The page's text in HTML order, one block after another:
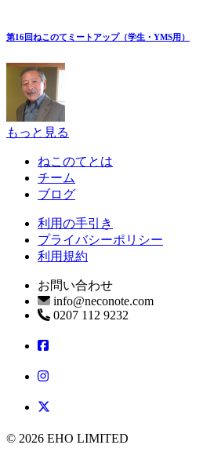
第16回ねこのてミートアップ（学生・YMS用）
もっと見る
ねこのてとは
チーム
ブログ
利用の手引き
プライバシーポリシー
利用規約
お問い合わせ
info@neconote.com
0207 112 9232
© 2026 EHO LIMITED